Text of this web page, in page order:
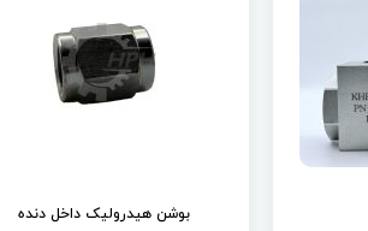
بوشن هیدرولیک داخل دنده